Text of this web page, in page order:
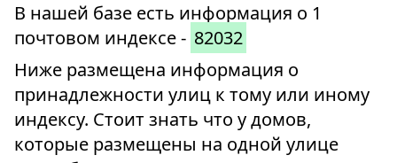
В нашей базе есть информация о 1
почтовом индексе - 82032
Ниже размещена информация о
принадлежности улиц к тому или иному
индексу. Стоит знать что у домов,
которые размещены на одной улице